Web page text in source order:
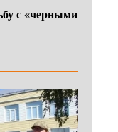
с «черными